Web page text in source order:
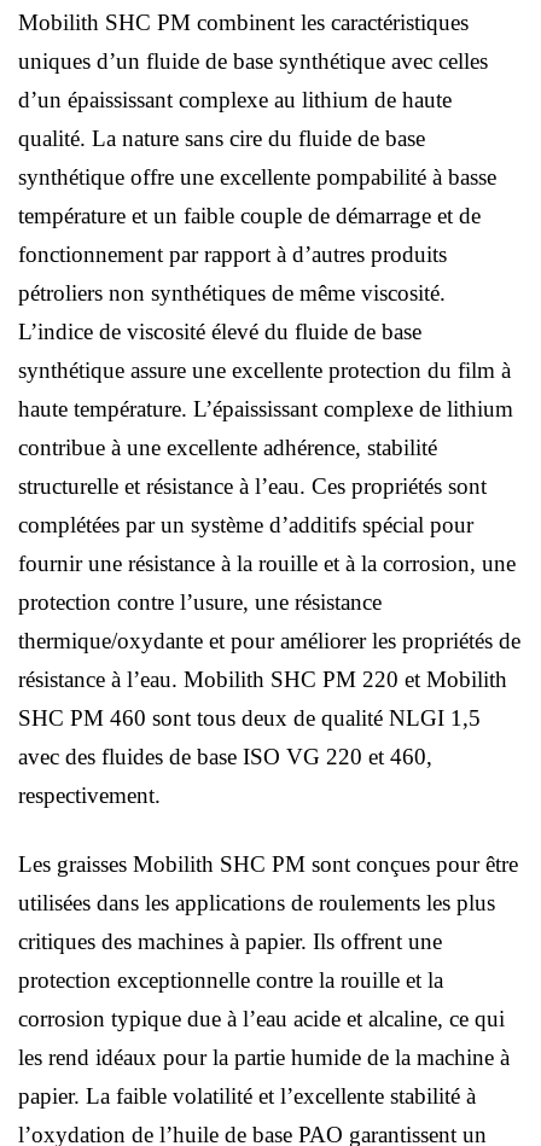
Mobilith SHC PM combinent les caractéristiques
uniques d’un fluide de base synthétique avec celles
d’un épaississant complexe au lithium de haute
qualité. La nature sans cire du fluide de base
synthétique offre une excellente pompabilité à basse
température et un faible couple de démarrage et de
fonctionnement par rapport à d’autres produits
pétroliers non synthétiques de même viscosité.
L’indice de viscosité élevé du fluide de base
synthétique assure une excellente protection du film à
haute température. L’épaississant complexe de lithium
contribue à une excellente adhérence, stabilité
structurelle et résistance à l’eau. Ces propriétés sont
complétées par un système d’additifs spécial pour
fournir une résistance à la rouille et à la corrosion, une
protection contre l’usure, une résistance
thermique/oxydante et pour améliorer les propriétés de
résistance à l’eau. Mobilith SHC PM 220 et Mobilith
SHC PM 460 sont tous deux de qualité NLGI 1,5
avec des fluides de base ISO VG 220 et 460,
respectivement.
Les graisses Mobilith SHC PM sont conçues pour être
utilisées dans les applications de roulements les plus
critiques des machines à papier. Ils offrent une
protection exceptionnelle contre la rouille et la
corrosion typique due à l’eau acide et alcaline, ce qui
les rend idéaux pour la partie humide de la machine à
papier. La faible volatilité et l’excellente stabilité à
l’oxydation de l’huile de base PAO garantissent un